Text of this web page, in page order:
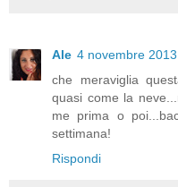
Ale 4 novembre
che meraviglia
quasi come la
me prima o
settimana!
Rispondi